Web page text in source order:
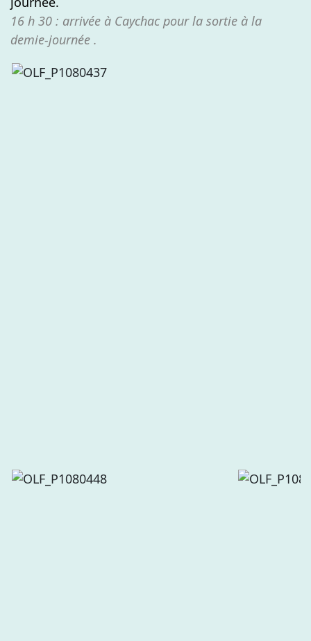
16 h 30 : arrivée à Caychac pour la sortie à la
demie-journée .